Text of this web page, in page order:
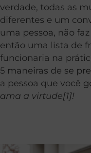
verdade, todas as
diferentes e um
uma pessoa, não
então uma lista de
funcionaria na
5 maneiras de se
a pessoa que você
ama a virtude[1]!